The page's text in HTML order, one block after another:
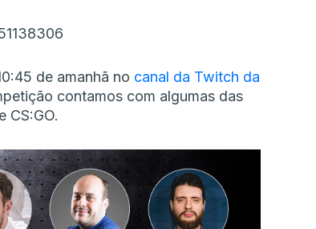
de amanhã no canal da Twitch da
contamos com algumas das
CS:GO.